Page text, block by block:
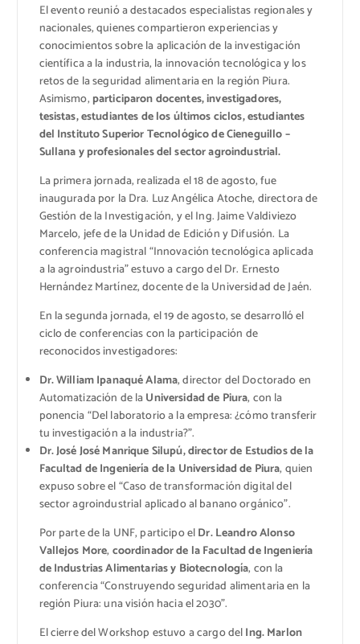
El evento reunió a destacados especialistas regionales y
nacionales, quienes compartieron experiencias y
conocimientos sobre la aplicación de la investigación
científica a la industria, la innovación tecnológica y los
retos de la seguridad alimentaria en la región Piura.
Asimismo, participaron docentes, investigadores,
tesistas, estudiantes de los últimos ciclos, estudiantes
del Instituto Superior Tecnológico de Cieneguillo –
Sullana y profesionales del sector agroindustrial.
La primera jornada, realizada el 18 de agosto, fue
inaugurada por la Dra. Luz Angélica Atoche, directora de
Gestión de la Investigación, y el Ing. Jaime Valdiviezo
Marcelo, jefe de la Unidad de Edición y Difusión. La
conferencia magistral “Innovación tecnológica aplicada
a la agroindustria” estuvo a cargo del Dr. Ernesto
Hernández Martínez, docente de la Universidad de Jaén.
En la segunda jornada, el 19 de agosto, se desarrolló el
ciclo de conferencias con la participación de
reconocidos investigadores:
Dr. William Ipanaqué Alama, director del Doctorado en
Automatización de laUniversidad de Piura, con la
ponencia “Del laboratorio a la empresa: ¿cómo transferir
tu investigación a la industria?”.
Dr. José José Manrique Silupú, director de Estudios de la
Facultad de Ingeniería de la Universidad de Piura, quien
expuso sobre el “Caso de transformación digital del
sector agroindustrial aplicado al banano orgánico”.
Por parte de la UNF, participo elDr. Leandro Alonso
Vallejos More, coordinador de la Facultad de Ingeniería
de Industrias Alimentarias y Biotecnología, con la
conferencia “Construyendo seguridad alimentaria en la
región Piura: una visión hacia el 2030”.
El cierre del Workshop estuvo a cargo delIng. Marlon